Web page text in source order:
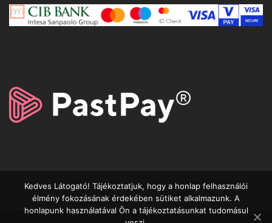
Kedves Látogató! Tájékoztatjuk, hogy a honlap felhasználói
élmény fokozásának érdekében sütiket alkalmazunk. A
honlapunk használatával Ön a tájékoztatásunkat tudomásul